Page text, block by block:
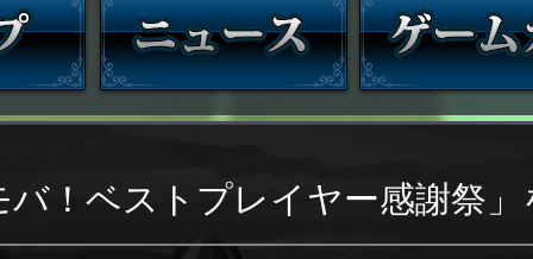
バ！ベストプレイヤー感謝祭」